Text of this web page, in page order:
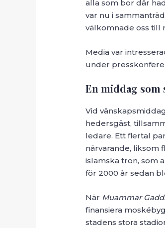
alla som bor där
var nu i
välkomnade oss till
Media var
under
En middag
Vid
hedersgäst,
ledare. Ett flertal
närvarande, liksom
islamska tron, som
för 2000 år sedan
När Muammar
finansiera
stadens stora